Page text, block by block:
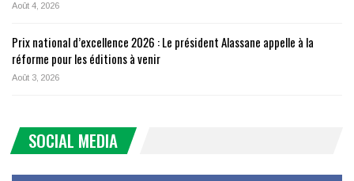
Août 4, 2026
Prix national d’excellence 2026 : Le président Alassane appelle à la
réforme pour les éditions à venir
Août 3, 2026
SOCIAL MEDIA